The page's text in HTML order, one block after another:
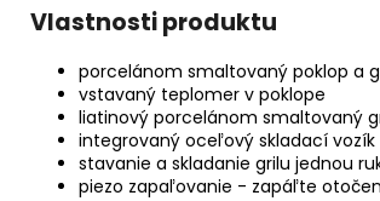
Vlastnosti produktu
porcelánom smaltovaný poklop a
vstavaný teplomer v poklope
liatinový porcelánom smaltovaný
integrovaný oceľový skladací vozík
stavanie a skladanie grilu jednou
piezo zapaľovanie - zapáľte